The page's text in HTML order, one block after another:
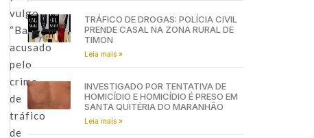
vulgo
“Balão”,
acusado
pelo
crime
de
tráfico
de
TRÁFICO DE DROGAS: POLÍCIA CIVIL
PRENDE CASAL NA ZONA RURAL DE
TIMON
Leia mais »
INVESTIGADO POR TENTATIVA DE
HOMICÍDIO E HOMICÍDIO É PRESO EM
SANTA QUITÉRIA DO MARANHÃO
Leia mais »